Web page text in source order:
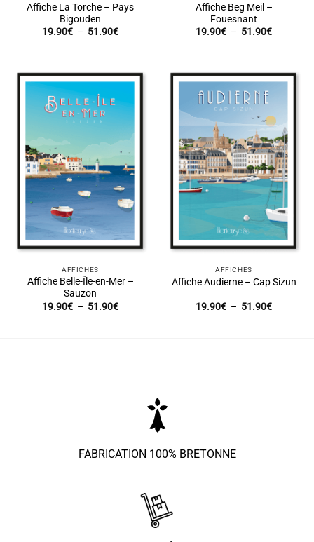
Affiche La Torche – Pays
Bigouden
19.90€ – 51.90€Plage
51.90€
Affiche Beg Meil –
Fouesnant
19.90€ – 51.90€Plage
51.90€
AFFICHES
Affiche Belle-Île-en-Mer –
Sauzon
19.90€ – 51.90€Plage
AFFICHES
Affiche Audierne – Cap Sizun
19.90€ – 51.90€Plage
FABRICATION 100% BRETONNE